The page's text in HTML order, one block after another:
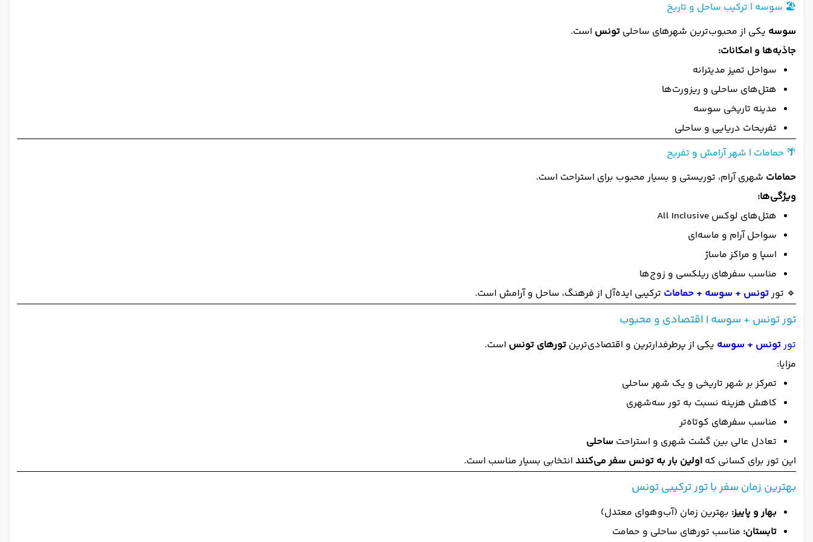
🏖️ سوسه | ترکیب ساحل و تاریخ
سوسه یکی از محبوب‌ترین شهرهای ساحلی تونس است.
جاذبه‌ها و امکانات:
سواحل تمیز مدیترانه
هتل‌های ساحلی و ریزورت‌ها
مدینه تاریخی سوسه
تفریحات دریایی و ساحلی
🌴 حمامات | شهر آرامش و تفریح
حمامات شهری آرام، توریستی و بسیار محبوب برای استراحت است.
ویژگی‌ها:
هتل‌های لوکس All Inclusive
سواحل آرام و ماسه‌ای
اسپا و مراکز ماساژ
مناسب سفرهای ریلکسی و زوج‌ها
🔹 تورتونس + سوسه + حمامات ترکیبی ایده‌آل از فرهنگ، ساحل و آرامش است.
تور تونس + سوسه | اقتصادی و محبوب
تورتونس + سوسه یکی از پرطرفدارترین و اقتصادی‌ترین تورهای تونس است.
مزایا:
تمرکز بر شهر تاریخی و یک شهر ساحلی
کاهش هزینه نسبت به تور سه‌شهری
مناسب سفرهای کوتاه‌تر
تعادل عالی بین گشت شهری و استراحت ساحلی
این تور برای کسانی که اولین بار به تونس سفر می‌کنند انتخابی بسیار مناسب است.
بهترین زمان سفر با تور ترکیبی تونس
بهار و پاییز: بهترین زمان (آب‌وهوای معتدل)
تابستان: مناسب تورهای ساحلی و حمامت